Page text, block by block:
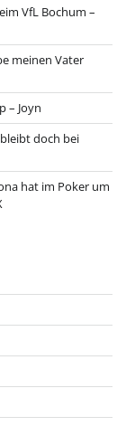
VfL Bochum –
meinen Vater
– Joyn
doch bei
hat im Poker um